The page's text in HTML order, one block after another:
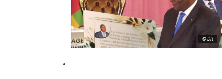
© DR